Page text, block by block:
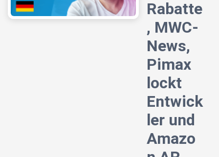
Rabatte
, MWC-
News,
Pimax
lockt
Entwick
ler und
Amazo